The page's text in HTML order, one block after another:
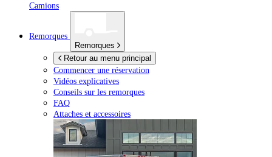
Camions
Remorques
Remorques
Retour au menu principal
Commencer une réservation
Vidéos explicatives
Conseils sur les remorques
FAQ
Attaches et accessoires